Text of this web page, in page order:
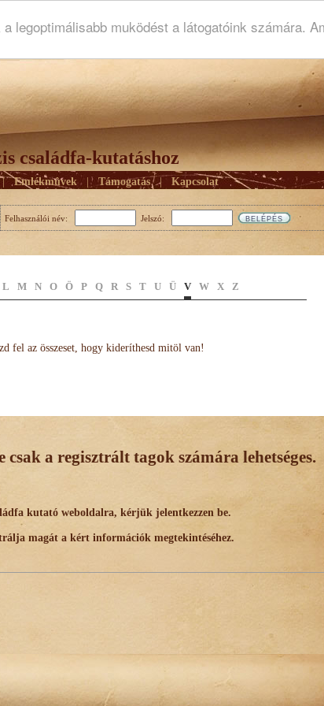
legoptimálisabb muködést a látogatóink számára.
családfa-kutatáshoz
Emlékmûvek | Támogatás | Kapcsolat
Felhasználói név: Jelszó:
L M N O Ö P Q R S T U Ü V W X Z
fel az összeset, hogy kideríthesd mitöl van!
csak a regisztrált tagok számára lehetséges.
kutató weboldalra, kérjük jelentkezzen be.
magát a kért információk megtekintéséhez.